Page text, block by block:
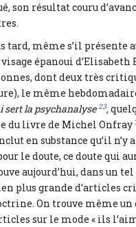
son résultat couru
tard, même s’il présente
épanoui d’Elisabeth
dont deux très
le même
sert la psychanalyse 23,
du livre de Michel Onfray
en substance qu’il n’y
le doute, ce doute qui
aujourd’hui, dans un
plus grande d’articles
On trouve même
sur le mode « ils